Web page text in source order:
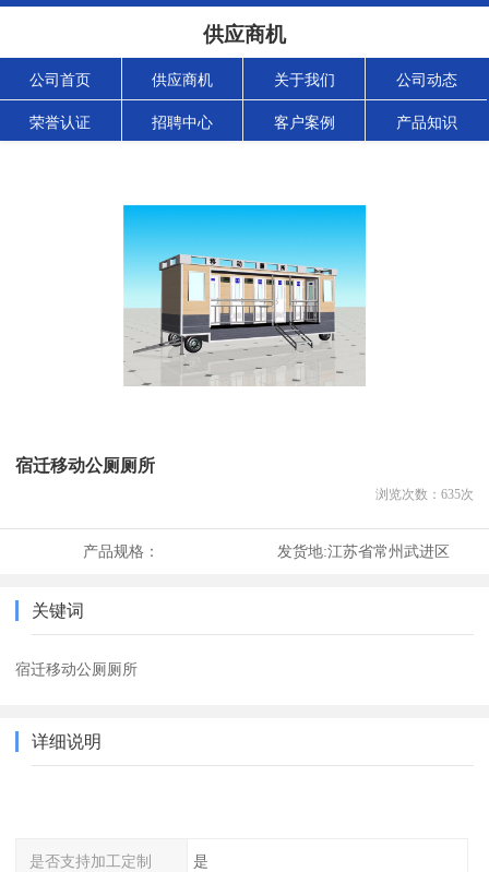
供应商机
公司首页 供应商机 关于我们 公司动态
荣誉认证 招聘中心 客户案例 产品知识
宿迁移动公厕厕所
浏览次数： 635次
产品规格： 发货地:江苏省常州武进区
关键词
宿迁移动公厕厕所
详细说明
是否支持加工定制 是